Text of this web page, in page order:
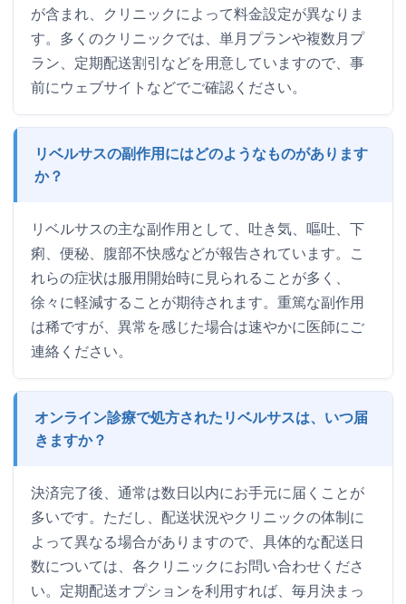
が含まれ、クリニックによって料金設定が異なりま
す。多くのクリニックでは、単月プランや複数月プ
ラン、定期配送割引などを用意していますので、事
前にウェブサイトなどでご確認ください。
リベルサスの副作用にはどのようなものがあります
か？
リベルサスの主な副作用として、吐き気、嘔吐、下
痢、便秘、腹部不快感などが報告されています。こ
れらの症状は服用開始時に見られることが多く、
徐々に軽減することが期待されます。重篤な副作用
は稀ですが、異常を感じた場合は速やかに医師にご
連絡ください。
オンライン診療で処方されたリベルサスは、いつ届
きますか？
決済完了後、通常は数日以内にお手元に届くことが
多いです。ただし、配送状況やクリニックの体制に
よって異なる場合がありますので、具体的な配送日
数については、各クリニックにお問い合わせくださ
い。定期配送オプションを利用すれば、毎月決まっ